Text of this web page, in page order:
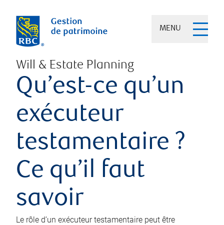
MENU
Will & Estate Planning
Qu’est-ce qu’un
exécuteur
testamentaire ?
Ce qu’il faut
savoir
Le rôle d’un exécuteur testamentaire peut être